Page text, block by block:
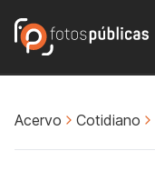
Acervo Cotidiano